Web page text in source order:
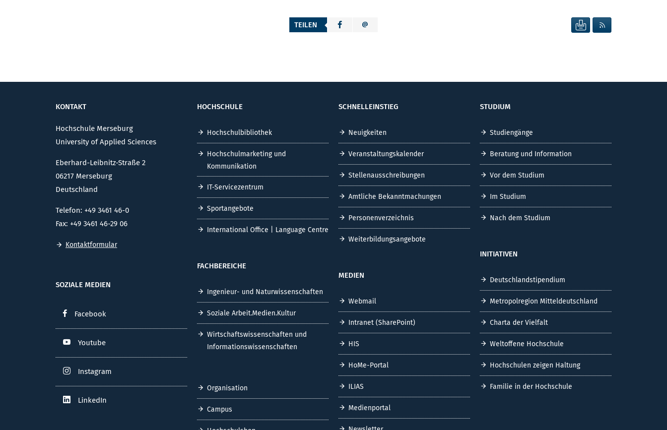
TEILEN SEITE DRUCKEN
KONTAKT
Hochschule Merseburg
University of Applied Sciences
Eberhard-Leibnitz-Straße 2
06217 Merseburg
Deutschland
Telefon: +49 3461 46-0
Fax: +49 3461 46-29 06
Kontaktformular
SOZIALE MEDIEN
Facebook
Youtube
Instagram
LinkedIn
HOCHSCHULE
Hochschulbibliothek
Hochschulmarketing und
Kommunikation
IT-Servicezentrum
Sportangebote
International Office | Language Centre
FACHBEREICHE
Ingenieur- und Naturwissenschaften
Soziale Arbeit.Medien.Kultur
Wirtschaftswissenschaften und
Informationswissenschaften
Organisation
Campus
SCHNELLEINSTIEG
Neuigkeiten
Veranstaltungskalender
Stellenausschreibungen
Amtliche Bekanntmachungen
Personenverzeichnis
Weiterbildungsangebote
MEDIEN
Webmail
Intranet (SharePoint)
HIS
HoMe-Portal
ILIAS
Medienportal
STUDIUM
Studiengänge
Beratung und Information
Vor dem Studium
Im Studium
Nach dem Studium
INITIATIVEN
Deutschlandstipendium
Metropolregion Mitteldeutschland
Charta der Vielfalt
Weltoffene Hochschule
Hochschulen zeigen Haltung
Familie in der Hochschule